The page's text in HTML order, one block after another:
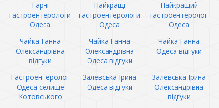
Гарні
гастроентерологи
Одеса
Найкращі
гастроентерологи
Одеса
Найкращий
гастроентеролог
Одеса
Чайка Ганна
Олександрівна
відгуки
Чайка Ганна
Олександрівна
Одеса відгуки
Чайка Ганна
Одеса відгуки
Гастроентеролог
Одеса селище
Котовського
Залевська Ірина
Одеса відгуки
Залевська Ірина
Олександрівна
відгуки